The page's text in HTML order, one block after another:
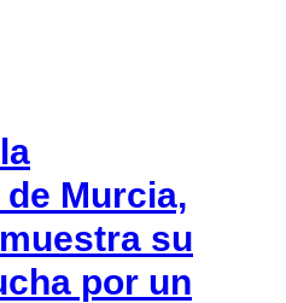
Murcia,
su
por un